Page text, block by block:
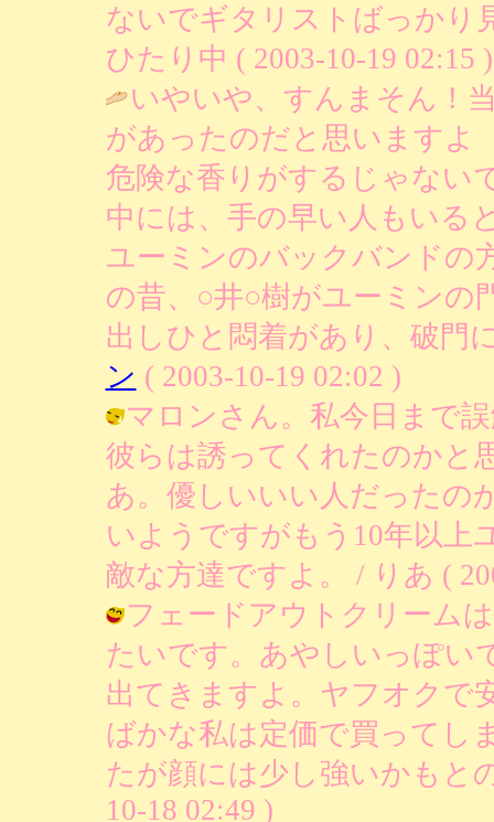
ないでギタリストばっかり
ひたり中 ( 2003-10-19 02:15 )
いやいや、すんまそん！
があったのだと思います
危険な香りがするじゃな
中には、手の早い人もいる
ユーミンのバックバンド
の昔、○井○樹がユーミンの
出しひと悶着があり、破門
ン ( 2003-10-19 02:02 )
マロンさん。私今日まで
彼らは誘ってくれたのかと
あ。優しいいい人だったの
いようですがもう10年以上
敵な方達ですよ。 / りあ (
フェードアウトクリーム
たいです。あやしいっぽい
出てきますよ。ヤフオクで
ばかな私は定価で買ってし
たが顔には少し強いかもと
10-18 02:49 )